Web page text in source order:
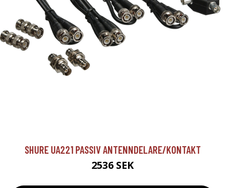
SHURE UA221 PASSIV ANTENNDELARE/KONTAKT
2536 SEK